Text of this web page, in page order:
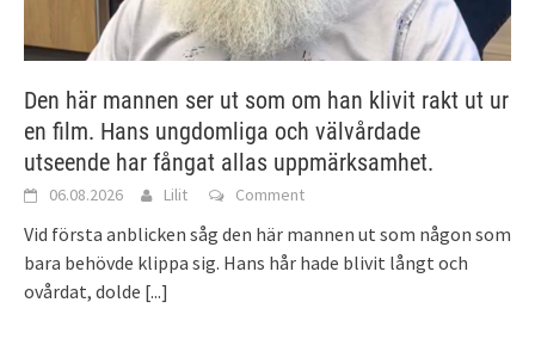
Den här mannen ser ut som om han klivit rakt ut ur
en film. Hans ungdomliga och välvårdade
utseende har fångat allas uppmärksamhet.
06.08.2026 Lilit Comment
Vid första anblicken såg den här mannen ut som någon som
bara behövde klippa sig. Hans hår hade blivit långt och
ovårdat, dolde [...]